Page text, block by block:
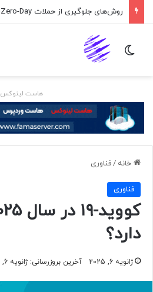
تغییر پوسته
هاست لینوکس
خانه /فناوری
فناوری
دارد؟
ژانویه 6, 2025 آخرین بروزرسانی: ژانویه 6, 2025